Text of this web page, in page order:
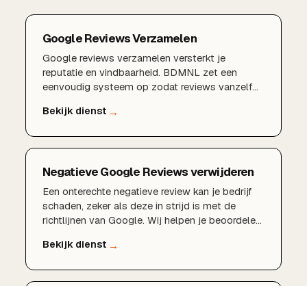
Google Reviews Verzamelen
Google reviews verzamelen versterkt je
reputatie en vindbaarheid. BDMNL zet een
eenvoudig systeem op zodat reviews vanzelf
Negatieve Google Reviews verwijderen
Een onterechte negatieve review kan je bedrijf
schaden, zeker als deze in strijd is met de
richtlijnen van Google. Wij helpen je beoordelen
waar mogelijk een gegronde verwijderverzoek